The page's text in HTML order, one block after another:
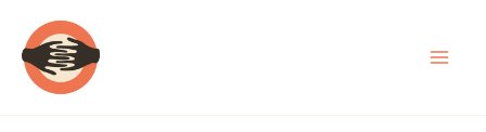
contenido